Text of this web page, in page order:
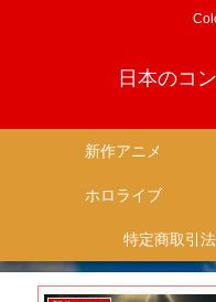
日本のコ
新作アニメ
ホロライブ